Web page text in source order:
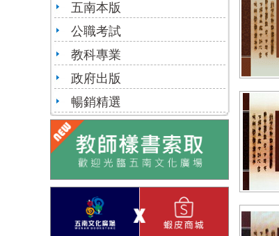
五南本版
公職考試
教科專業
政府出版
暢銷精選